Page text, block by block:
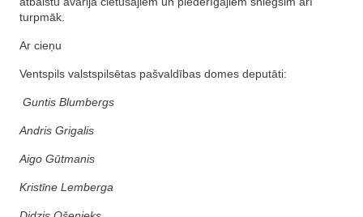
turpmāk.
Ar cieņu
Ventspils valstspilsētas pašvaldības domes deputāti:
Guntis Blumbergs
Andris Grigalis
Aigo Gūtmanis
Kristīne Lemberga